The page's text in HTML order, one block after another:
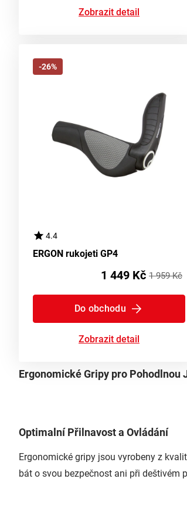
Zobrazit detail
-26%
4.4
ERGON rukojeti GP4
1 449 Kč 1 959 Kč
Do obchodu
Zobrazit detail
Ergonomické Gripy pro Pohodlnou
Optimalní Přilnavost a Ovládání
Ergonomické gripy jsou vyrobeny z
bát o svou bezpečnost ani při deštivém